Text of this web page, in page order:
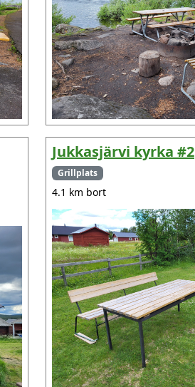
Jukkasjärvi kyrka #2
Grillplats
4.1 km bort